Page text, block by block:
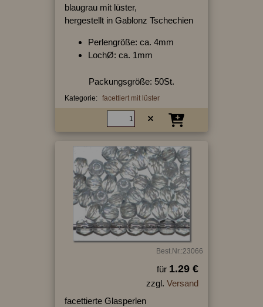
blaugrau mit lüster,
hergestellt in Gablonz Tschechien
Perlengröße: ca. 4mm
LochØ: ca. 1mm
Packungsgröße: 50St.
Kategorie: facettiert mit lüster
Best.Nr.:23066
für 1.29 €
zzgl. Versand
facettierte Glasperlen